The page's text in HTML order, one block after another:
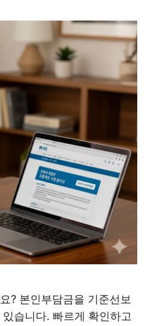
? 본인부담금을 기준선보
습니다. 빠르게 확인하고